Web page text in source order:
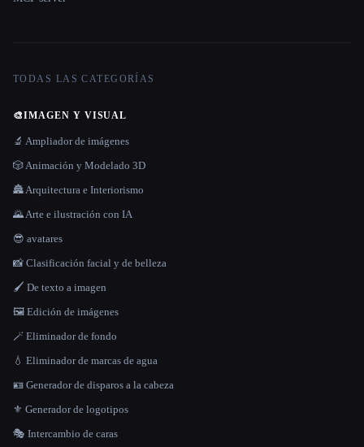
TODAS LAS CATEGORÍAS
🎨IMAGEN Y VISUAL
🔬 Ampliador de imágenes
🎲 Animación y Modelado 3D
🏯 Arquitectura e Interiorismo
🌄 Arte e ilustración con IA
😎 avatares
📸 Clasificación facial y de belleza
🖌️ De texto a imagen
🖼️ Edición de imágenes
🪄 Eliminador de fondo
💧 Eliminador de marcas de agua
🪪 Generador de disparos a la cabeza
⚜️ Generador de logotipos
🎭 Intercambio de caras